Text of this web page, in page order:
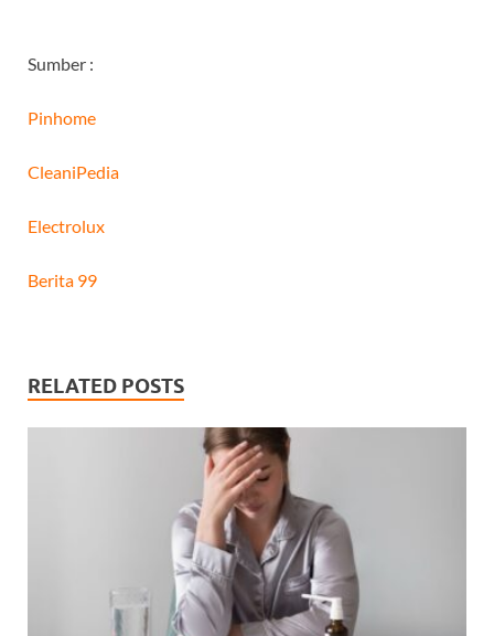
Sumber :
Pinhome
CleaniPedia
Electrolux
Berita 99
RELATED POSTS